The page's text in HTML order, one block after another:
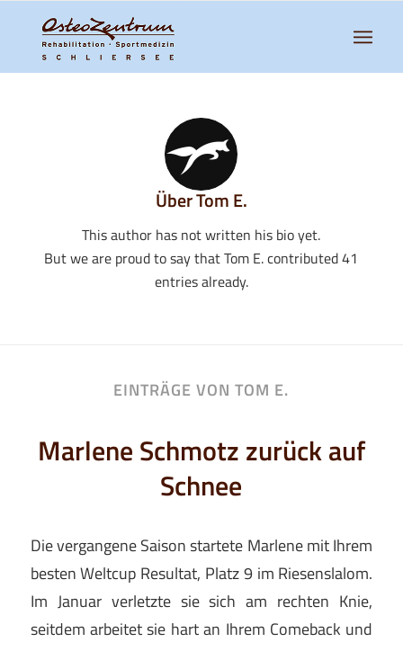
ÜberTom E.
This author has not written his bio yet.
But we are proud to say thatTom E.contributed 41
entries already.
EINTRÄGE VON TOM E.
Marlene Schmotz zurück auf
Schnee
Die vergangene Saison startete Marlene mit Ihrem
besten Weltcup Resultat, Platz 9 im Riesenslalom.
Im Januar verletzte sie sich am rechten Knie,
seitdem arbeitet sie hart an Ihrem Comeback und